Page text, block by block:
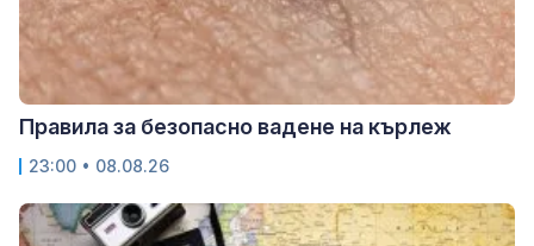
Правила за безопасно вадене на кърлеж
23:00 • 08.08.26